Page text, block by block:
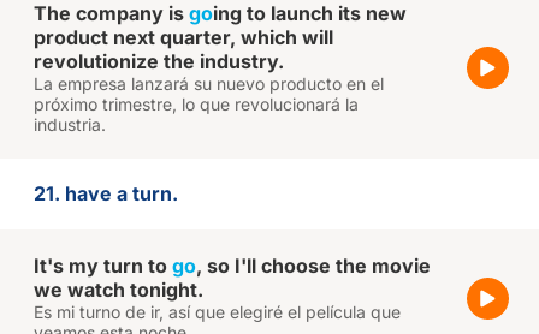
The company is going to launch its new
product next quarter, which will
revolutionize the industry.
La empresa lanzará su nuevo producto en el
próximo trimestre, lo que revolucionará la
industria.
21. have a turn.
It's my turn to go, so I'll choose the movie
we watch tonight.
Es mi turno de ir, así que elegiré el película que